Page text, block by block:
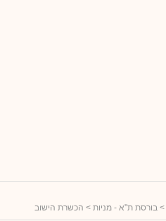
> בורסת ת"א - מניות > הכשרת הישוב